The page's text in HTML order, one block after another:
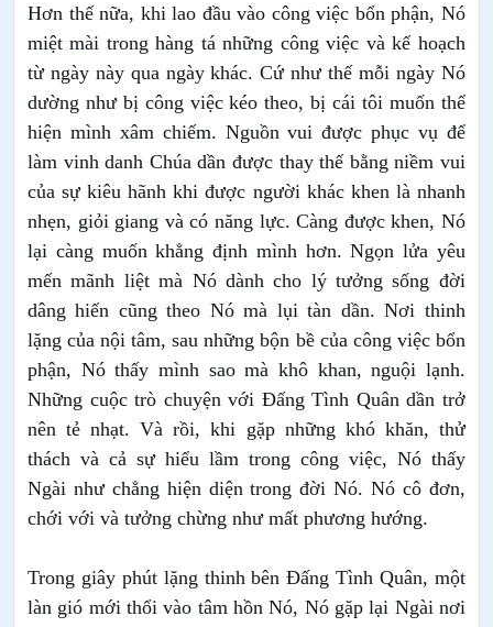
Hơn thế nữa, khi lao đầu vào công việc bổn phận, Nó
miệt mài trong hàng tá những công việc và kế hoạch
từ ngày này qua ngày khác. Cứ như thế mỗi ngày Nó
dường như bị công việc kéo theo, bị cái tôi muốn thể
hiện mình xâm chiếm. Nguồn vui được phục vụ để
làm vinh danh Chúa dần được thay thế bằng niềm vui
của sự kiêu hãnh khi được người khác khen là nhanh
nhẹn, giỏi giang và có năng lực. Càng được khen, Nó
lại càng muốn khẳng định mình hơn. Ngọn lửa yêu
mến mãnh liệt mà Nó dành cho lý tưởng sống đời
dâng hiến cũng theo Nó mà lụi tàn dần. Nơi thinh
lặng của nội tâm, sau những bộn bề của công việc bổn
phận, Nó thấy mình sao mà khô khan, nguội lạnh.
Những cuộc trò chuyện với Đấng Tình Quân dần trở
nên tẻ nhạt. Và rồi, khi gặp những khó khăn, thử
thách và cả sự hiểu lầm trong công việc, Nó thấy
Ngài như chẳng hiện diện trong đời Nó. Nó cô đơn,
chới với và tưởng chừng như mất phương hướng.
Trong giây phút lặng thinh bên Đấng Tình Quân, một
làn gió mới thổi vào tâm hồn Nó, Nó gặp lại Ngài nơi